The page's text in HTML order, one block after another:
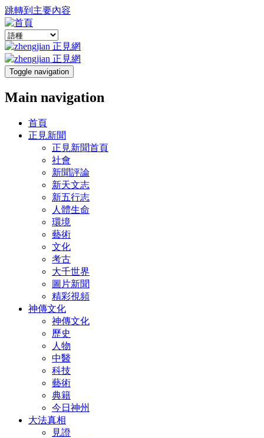
跳轉到主要內容
Toggle navigation
Main navigation
首頁
正見新聞
正見新聞首頁
社會
新聞評論
新天文志
新五行志
人體生命
環境
藝術
文化
考古
大千世界
圖片新聞
精彩視頻
神傳文化
神傳文化
歷史
人物
中醫
科技
藝術
典籍
今日神州
大法真相
見證